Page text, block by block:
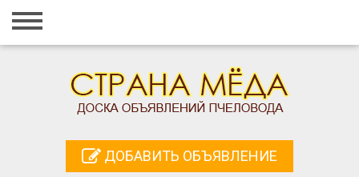
Главная
Регистрация
Добавить объявление
ДОБАВИТЬ ОБЪЯВЛЕНИЕ